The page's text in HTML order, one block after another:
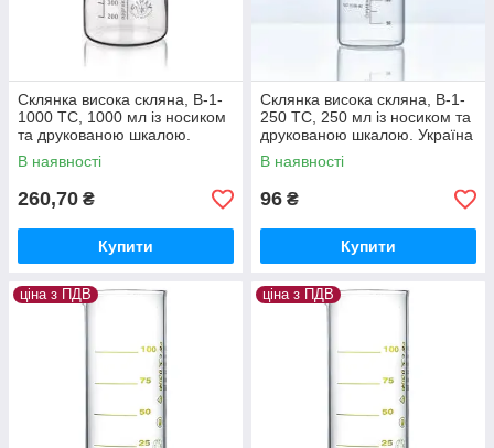
Склянка висока скляна, В-1-
1000 ТС, 1000 мл із носиком
та друкованою шкалою.
Україна
В наявності
260,70 ₴
Купити
Склянка висока скляна, В-1-
250 ТС, 250 мл із носиком та
друкованою шкалою. Україна
В наявності
96 ₴
Купити
ціна з ПДВ ціна з ПДВ